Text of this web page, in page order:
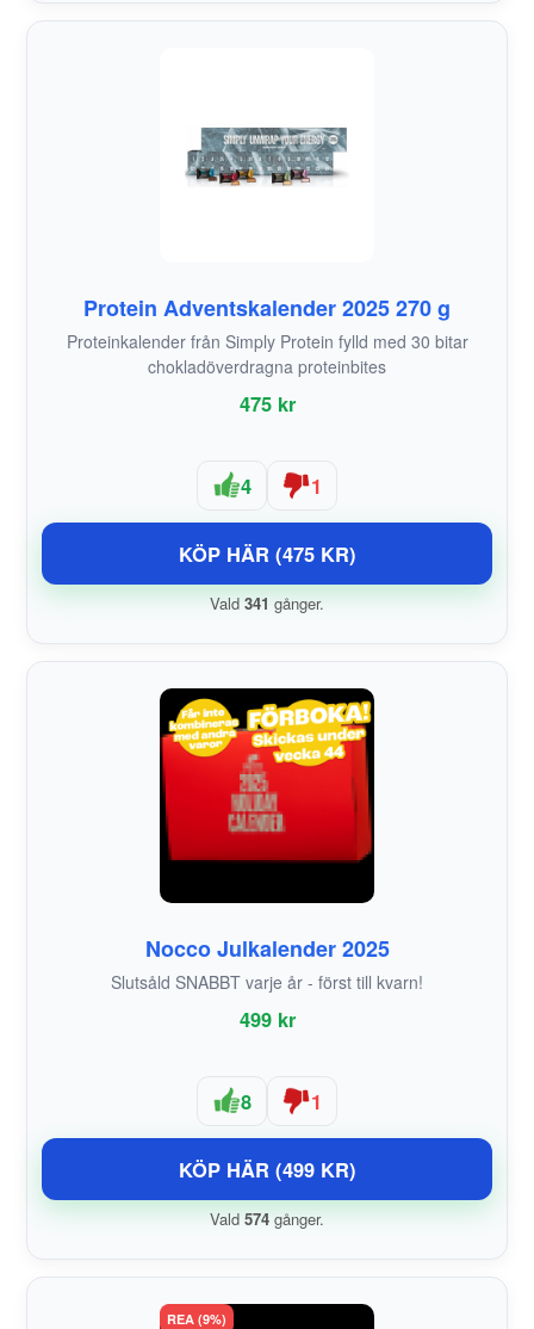
Protein Adventskalender 2025 270 g
Proteinkalender från Simply Protein fylld med 30 bitar
chokladöverdragna proteinbites
475 kr
4 1
KÖP HÄR (475 KR)
Vald 341 gånger.
Nocco Julkalender 2025
Slutsåld SNABBT varje år - först till kvarn!
499 kr
8 1
KÖP HÄR (499 KR)
Vald 574 gånger.
REA (9%)